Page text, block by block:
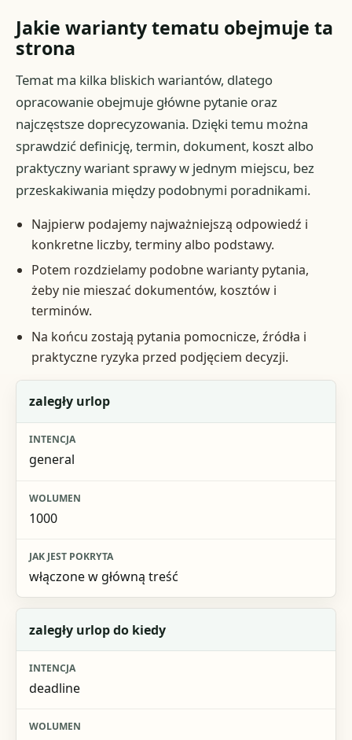
Jakie warianty tematu obejmuje ta
strona
Temat ma kilka bliskich wariantów, dlatego
opracowanie obejmuje główne pytanie oraz
najczęstsze doprecyzowania. Dzięki temu można
sprawdzić definicję, termin, dokument, koszt albo
praktyczny wariant sprawy w jednym miejscu, bez
przeskakiwania między podobnymi poradnikami.
Najpierw podajemy najważniejszą odpowiedź i
konkretne liczby, terminy albo podstawy.
Potem rozdzielamy podobne warianty pytania,
żeby nie mieszać dokumentów, kosztów i
terminów.
Na końcu zostają pytania pomocnicze, źródła i
praktyczne ryzyka przed podjęciem decyzji.
Fraza
Intencja
Wolumen
zaległy urlop
general
1000
włączone w główną treść
zaległy urlop do kiedy
deadline